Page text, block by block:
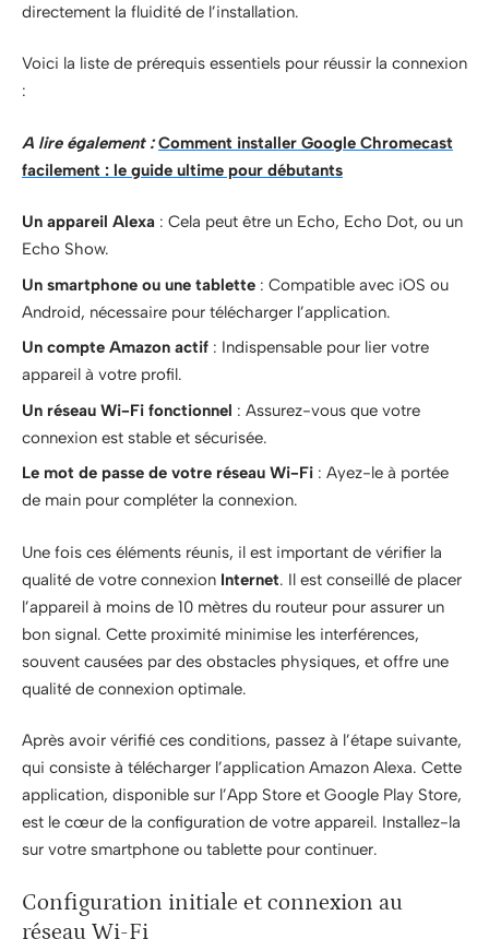
directement la fluidité de l’installation.
Voici la liste de prérequis essentiels pour réussir la connexion
:
A lire également : Comment installer Google Chromecast
facilement : le guide ultime pour débutants
Un appareil Alexa : Cela peut être un Echo, Echo Dot, ou un
Echo Show.
Un smartphone ou une tablette : Compatible avec iOS ou
Android, nécessaire pour télécharger l’application.
Un compte Amazon actif : Indispensable pour lier votre
appareil à votre profil.
Un réseau Wi-Fi fonctionnel : Assurez-vous que votre
connexion est stable et sécurisée.
Le mot de passe de votre réseau Wi-Fi : Ayez-le à portée
de main pour compléter la connexion.
Une fois ces éléments réunis, il est important de vérifier la
qualité de votre connexion Internet. Il est conseillé de placer
l’appareil à moins de 10 mètres du routeur pour assurer un
bon signal. Cette proximité minimise les interférences,
souvent causées par des obstacles physiques, et offre une
qualité de connexion optimale.
Après avoir vérifié ces conditions, passez à l’étape suivante,
qui consiste à télécharger l’application Amazon Alexa. Cette
application, disponible sur l’App Store et Google Play Store,
est le cœur de la configuration de votre appareil. Installez-la
sur votre smartphone ou tablette pour continuer.
Configuration initiale et connexion au
réseau Wi-Fi